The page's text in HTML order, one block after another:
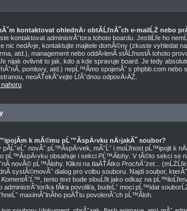
kontaktovat ohlednÄ› obtĂ­ĹľnĂ˝ch e-mailĹŻ nebo
kontaktovat administrĂˇtora tohoto boardu. JestliĹľe ho
nic nedÄ›je, kontaktujte majitele domĂ©ny (zkuste vyhledat
atd.), management nebo oddÄ›lenĂ­ stĂ­ĹľnostĂ­ tohoto
nijak ovlivnit to jak, kdo a kde spravuje board. Je tedy
pomluvy, atd.) nepĹ™Ă­mo spojenĂ˝ s phpbb.com
neoÄŤekĂˇvejte ĹľĂˇdnou odpovÄ›ÄŹ.
nahoru
k mĂ©mu pĹ™Ă­spÄ›vku nÄ›jakĂ˝ soubor?
pĂ­ĹˇeĹˇ novĂ˝ pĹ™Ă­spÄ›vek, mĂˇĹˇ i moĹľnost pĹ™ipojit k
pĹ™Ă­spÄ›vku obsahuje i sekci PĹ™Ă­lohy . V tĂ©to sekci se
novĂ© pĹ™Ă­lohy. Klikni na tlaÄŤĂ­tko ProchĂˇzet...
systĂ©movĂ˝ dialog pro volbu souboru. Najdi soubor,
KomentĂˇĹ™ , tento text bude slouĹľit jako odkaz na
administrĂˇtor/ka fĂłra povolil/a, budeĹˇ moci pĹ™idat
maximĂˇlnĂ­ho poÄŤtu povolenĂ˝ch pĹ™Ă­loh.